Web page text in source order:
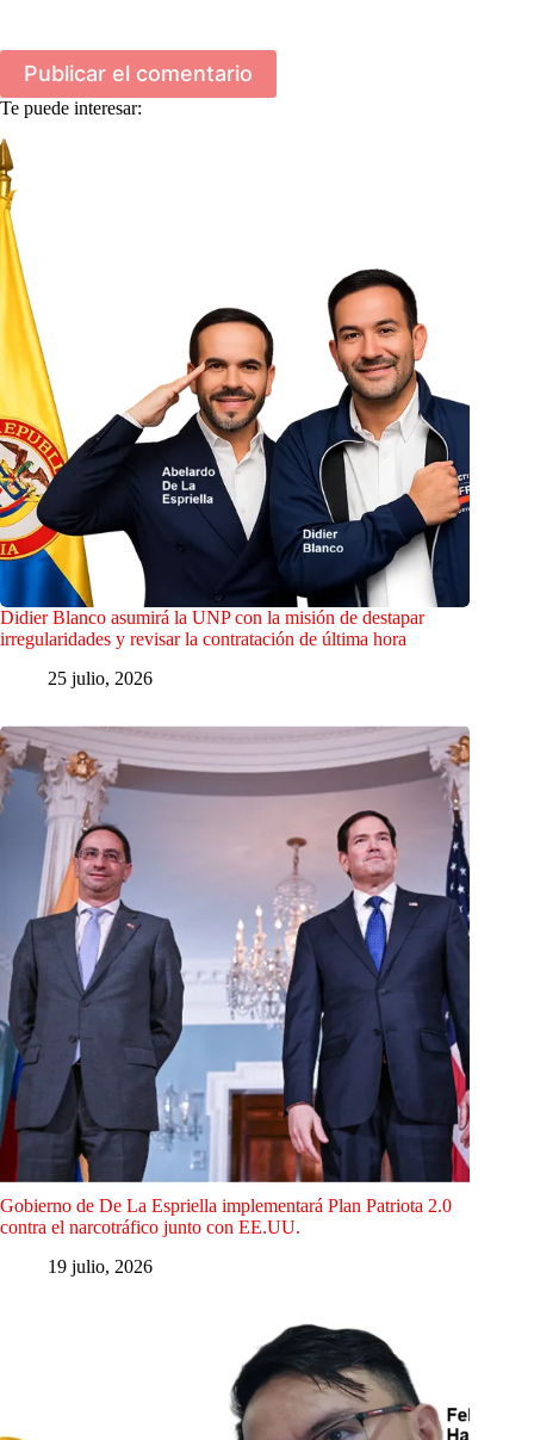
Publicar el comentario
Te puede interesar:
Didier Blanco asumirá la UNP con la misión de destapar
irregularidades y revisar la contratación de última hora
25 julio, 2026
Gobierno de De La Espriella implementará Plan Patriota 2.0
contra el narcotráfico junto con EE.UU.
19 julio, 2026